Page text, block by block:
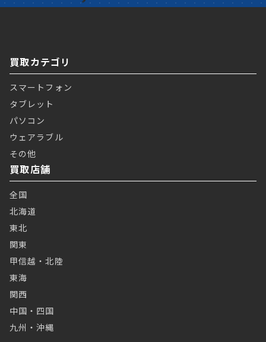
買取カテゴリ
スマートフォン
タブレット
パソコン
ウェアラブル
その他
買取店舗
全国
北海道
東北
関東
甲信越・北陸
東海
関西
中国・四国
九州・沖縄